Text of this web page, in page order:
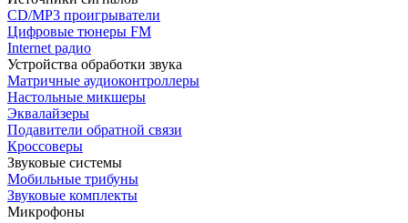
CD/MP3 проигрыватели
Цифровые тюнеры FM
Internet радио
Устройства обработки звука
Матричные аудиоконтроллеры
Настольные микшеры
Эквалайзеры
Подавители обратной связи
Кроссоверы
Звуковые системы
Мобильные трибуны
Звуковые комплекты
Микрофоны